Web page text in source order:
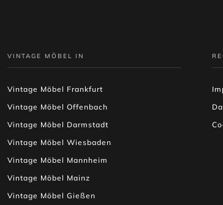
VINTAGE MÖBEL IN
Vintage Möbel Frankfurt
Vintage Möbel Offenbach
Vintage Möbel Darmstadt
Vintage Möbel Wiesbaden
Vintage Möbel Mannheim
Vintage Möbel Mainz
Vintage Möbel Gießen